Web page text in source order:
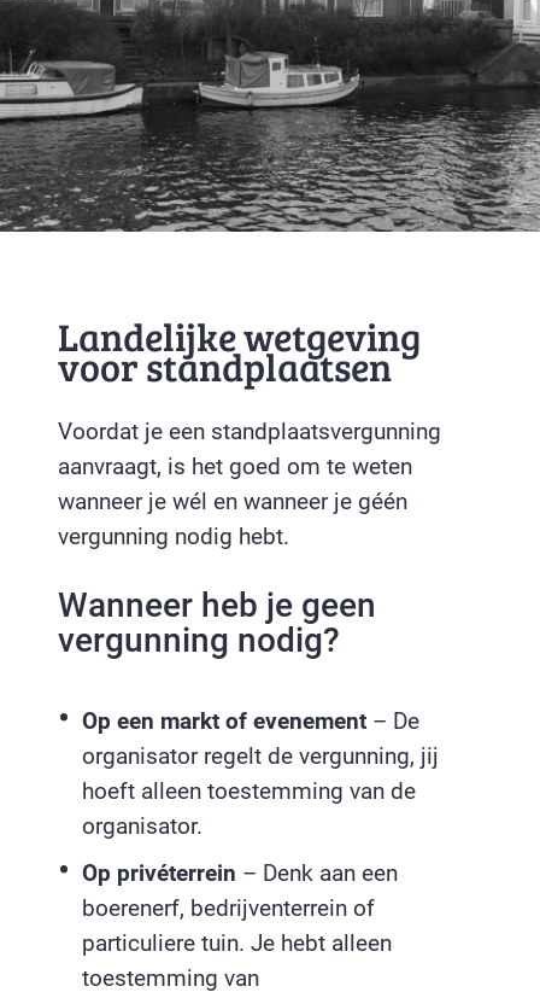
Landelijke wetgeving
voor standplaatsen
Voordat je een standplaatsvergunning
aanvraagt, is het goed om te weten
wanneer je wél en wanneer je géén
vergunning nodig hebt.
Wanneer heb je geen
vergunning nodig?
Op een markt of evenement – De
organisator regelt de vergunning, jij
hoeft alleen toestemming van de
organisator.
Op privéterrein – Denk aan een
boerenerf, bedrijventerrein of
particuliere tuin. Je hebt alleen
toestemming van